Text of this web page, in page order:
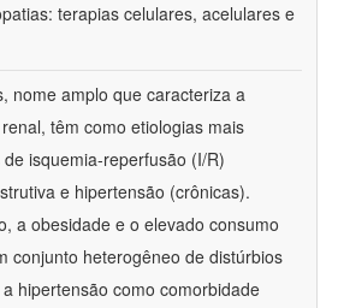
terapias celulares, acelulares e
nome amplo que caracteriza a
têm como etiologias mais
isquemia-reperfusão (I/R)
e hipertensão (crônicas).
a obesidade e o elevado consumo
conjunto heterogêneo de distúrbios
hipertensão como comorbidade